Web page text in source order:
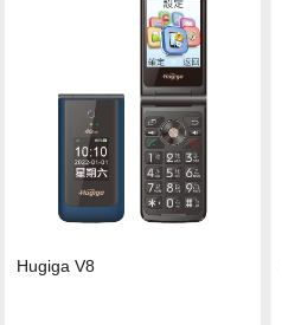
Hugiga V8